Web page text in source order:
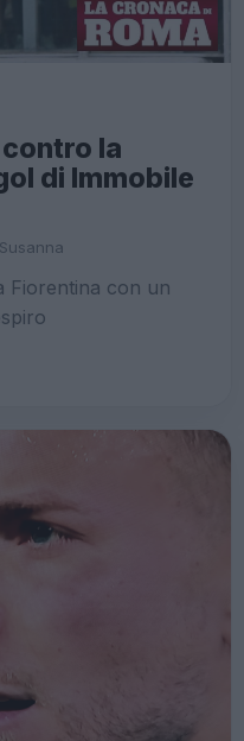
la
di Immobile
Fiorentina con un